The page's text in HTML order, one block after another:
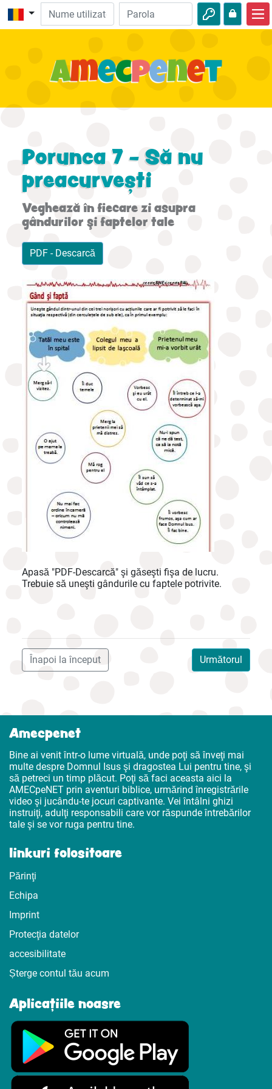
Biblie
Aventuri
Activităţi
Porunca 7 - Să nu
preacurvești
Veghează în fiecare zi asupra
gândurilor şi faptelor tale
PDF - Descarcă
Apasă "PDF-Descarcă" şi găseşti fişa de lucru.
Trebuie să uneşti gândurile cu faptele potrivite.
Următorul
Înapoi la început
Amecpenet
Bine ai venit într-o lume virtuală, unde poţi să înveţi mai
multe despre Domnul Isus şi dragostea Lui pentru tine, şi
să petreci un timp plăcut. Poţi să faci aceasta aici la
AMECpeNET prin aventuri biblice, urmărind înregistrările
video şi jucându-te jocuri captivante. Vei întâlni ghizi
instruiţi, adulţi responsabili care vor răspunde întrebărilor
tale şi se vor ruga pentru tine.
linkuri folositoare
Părinţi
Echipa
Imprint
Protecţia datelor
accesibilitate
Șterge contul tău acum
Aplicațiile noasre